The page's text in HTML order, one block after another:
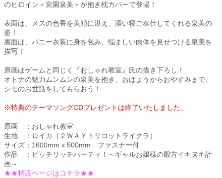
のヒロイン＜宮園泉美＞が抱き枕カバーで登場！
表面は、メスの色香を美顔に湛え、添い寝ご奉仕してくれる泉美の
姿！
裏面は、バニー衣装に身を包み、悩ましい肉体を見せつける泉美を
描写！
原画はゲームと同じく『おしゃれ教室』氏の描き下ろし！
オトナの魅力ムンムンの泉美を抱き、おはようからおやすみまで、
シモのお世話をしてもらおう！
※特典のテーマソングCDプレゼントは終了いたしました。
原画 ：おしゃれ教室
生地 ：ロイカ（２ＷＡＹトリコットライクラ）
サイズ：1600mm x 500mm ファスナー付
作品 ：ビッチリッチパーティ！～ギャルお嬢様の殿方イキヌキ計
画～
★★特設ページはコチラ★★